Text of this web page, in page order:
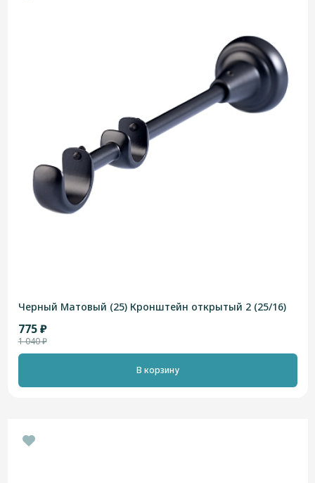
Черный Матовый (25) Кронштейн открытый 2 (25/16)
775 ₽
1 040 ₽
В корзину